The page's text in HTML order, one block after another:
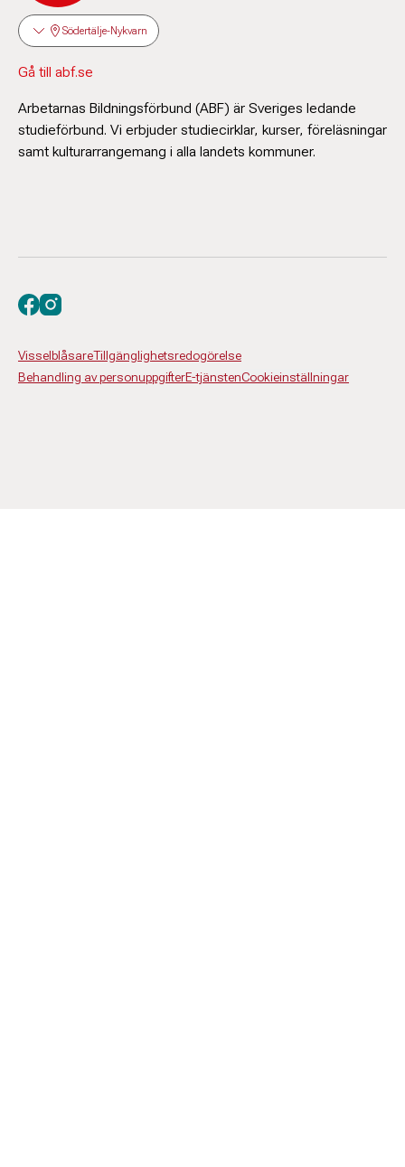
Södertälje-Nykvarn
Gå till abf.se
Arbetarnas Bildningsförbund (ABF) är Sveriges ledande
studieförbund. Vi erbjuder studiecirklar, kurser, föreläsningar
samt kulturarrangemang i alla landets kommuner.
VisselblåsareTillgänglighetsredogörelse
Behandling av personuppgifterE-tjänstenCookieinställningar
Besök oss på facebook
Besök oss på instagram